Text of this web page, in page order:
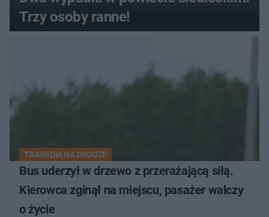
Trzy osoby ranne!
TRAGEDIA NA DRODZE
Bus uderzył w drzewo z przerażającą siłą.
Kierowca zginął na miejscu, pasażer walczy
o życie